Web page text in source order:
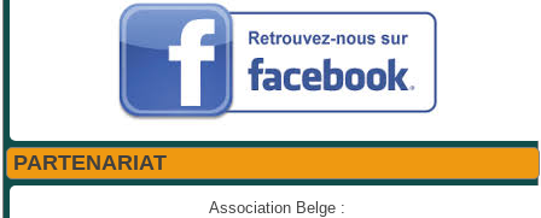
PARTENARIAT
Association Belge :